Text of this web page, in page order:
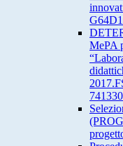
MePA